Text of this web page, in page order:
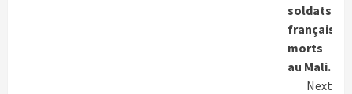
soldats
français
morts
au Mali.
Next